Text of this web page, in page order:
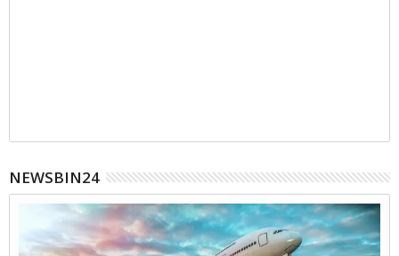
NEWSBIN24